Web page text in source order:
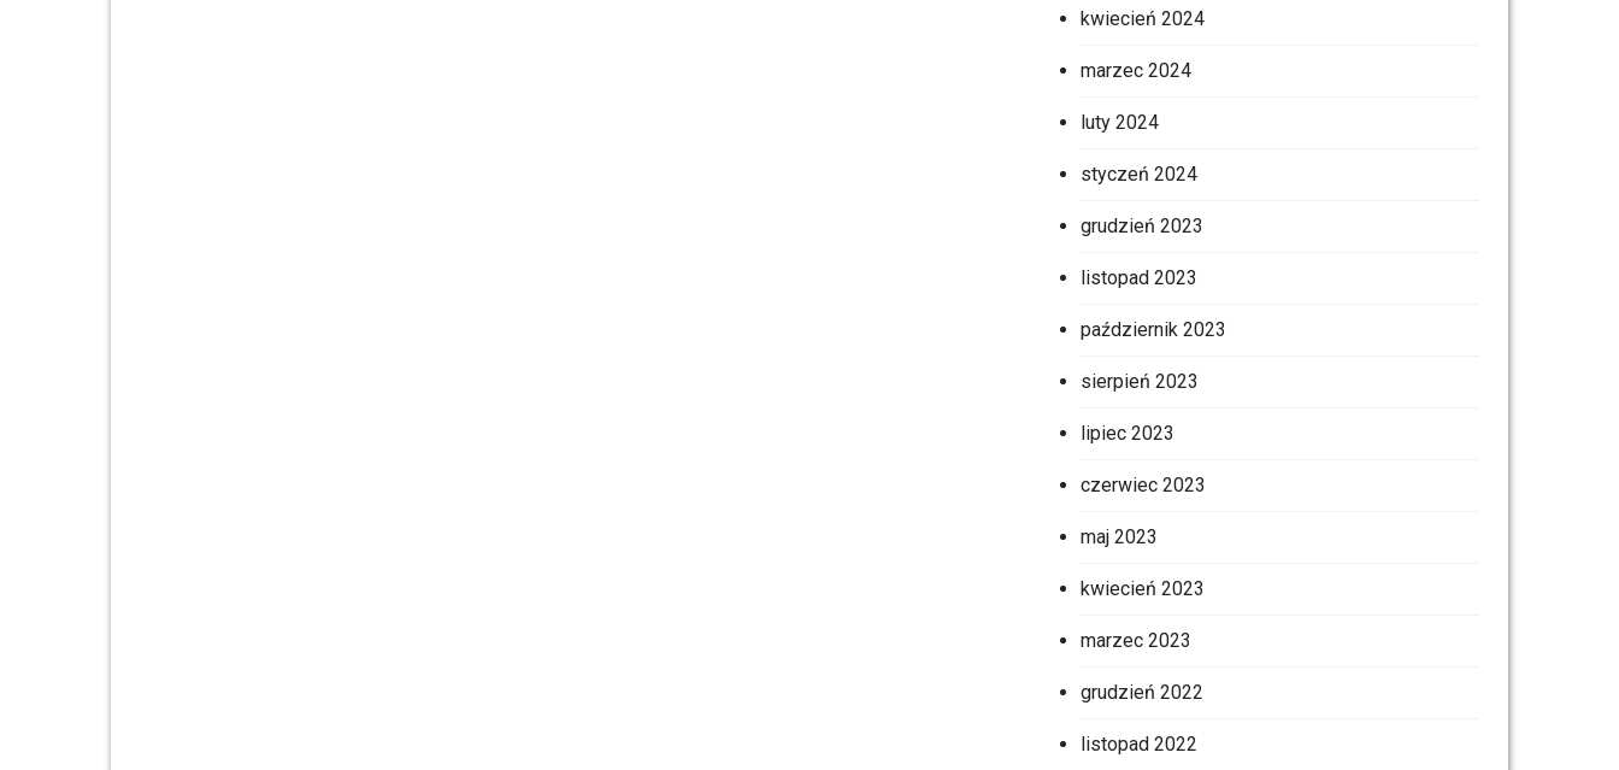
kwiecień 2024
marzec 2024
luty 2024
styczeń 2024
grudzień 2023
listopad 2023
październik 2023
sierpień 2023
lipiec 2023
czerwiec 2023
maj 2023
kwiecień 2023
marzec 2023
grudzień 2022
listopad 2022